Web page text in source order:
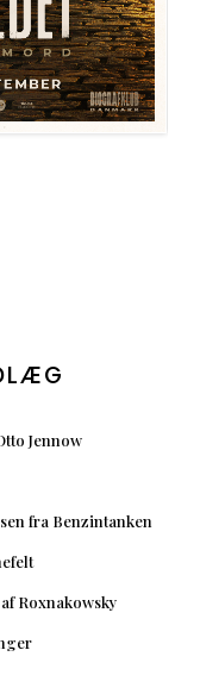
Jennow
fra Benzintanken
Roxnakowsky